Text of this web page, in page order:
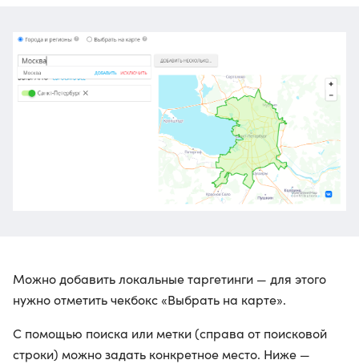
Можно добавить локальные таргетинги — для этого
нужно отметить чекбокс «Выбрать на карте».
С помощью поиска или метки (справа от поисковой
строки) можно задать конкретное место. Ниже —